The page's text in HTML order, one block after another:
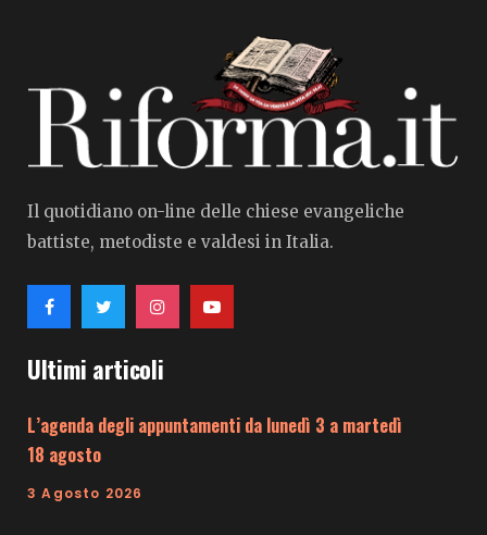
Il quotidiano on-line delle chiese evangeliche
battiste, metodiste e valdesi in Italia.
Ultimi articoli
L’agenda degli appuntamenti da lunedì 3 a martedì
18 agosto
3 Agosto 2026